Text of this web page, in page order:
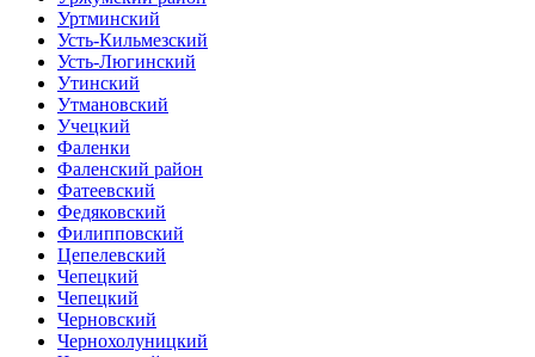
Уртминский
Усть-Кильмезский
Усть-Люгинский
Утинский
Утмановский
Учецкий
Фаленки
Фаленский район
Фатеевский
Федяковский
Филипповский
Цепелевский
Чепецкий
Чепецкий
Черновский
Чернохолуницкий